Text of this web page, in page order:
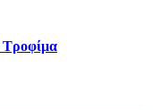
Τροφίμα